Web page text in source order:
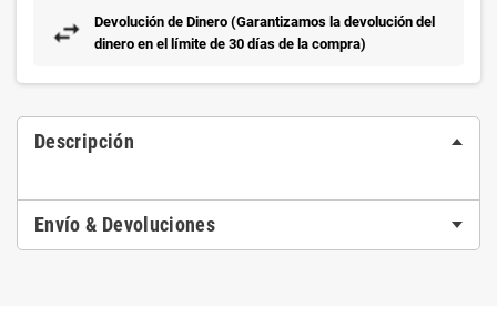
Devolución de Dinero (Garantizamos la devolución del
dinero en el límite de 30 días de la compra)
Descripción
Envío & Devoluciones